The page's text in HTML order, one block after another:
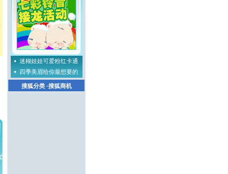
迷糊娃娃可爱粉红卡通
四季美眉给你最想要的
搜狐分类·搜狐商机